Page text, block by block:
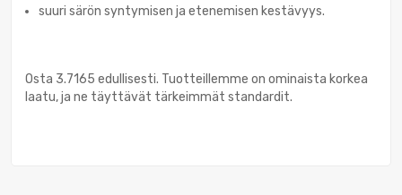
suuri särön syntymisen ja etenemisen kestävyys.
Osta 3.7165 edullisesti. Tuotteillemme on ominaista korkea
laatu, ja ne täyttävät tärkeimmät standardit.